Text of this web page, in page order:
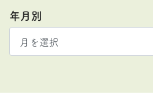
年月別